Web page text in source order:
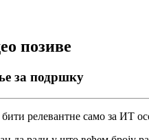
позиве
за подршку
бити релевантне само за ИТ ос